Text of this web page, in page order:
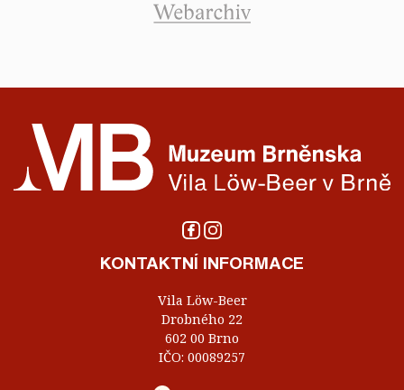
KONTAKTNÍ INFORMACE
Vila Löw-Beer
Drobného 22
602 00 Brno
IČO: 00089257